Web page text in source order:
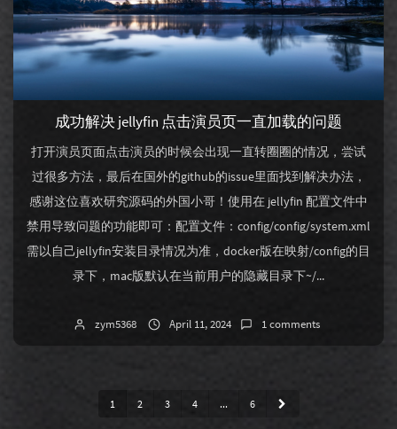
成功解决 jellyfin 点击演员页一直加载的问题
打开演员页面点击演员的时候会出现一直转圈圈的情况，尝试
过很多方法，最后在国外的github的issue里面找到解决办法，
感谢这位喜欢研究源码的外国小哥！使用在 jellyfin 配置文件中
禁用导致问题的功能即可：配置文件：config/config/system.xml
需以自己jellyfin安装目录情况为准，docker版在映射/config的目
录下，mac版默认在当前用户的隐藏目录下~/...
zym5368 April 11, 2024 1 comments
1 2 3 4 ... 6